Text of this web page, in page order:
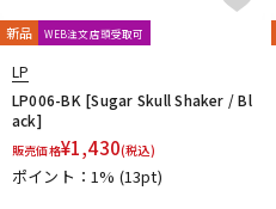
新品 WEB注文店頭受取可
LP
LP006-BK [Sugar Skull Shaker / Bl
ack]
販売価格¥1,430(税込)
ポイント：1% (13pt)